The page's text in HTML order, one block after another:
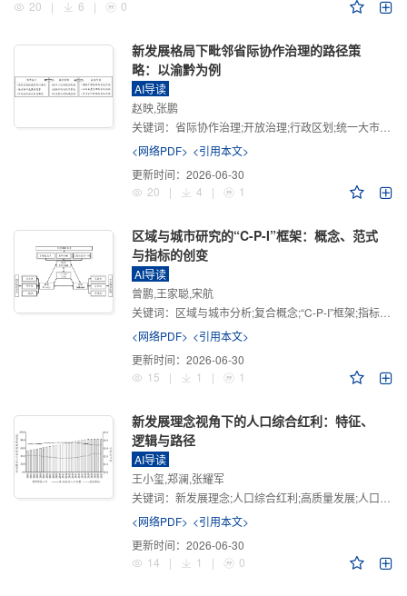
20
| 6 | 0
新发展格局下毗邻省际协作治理的路径策
略：以渝黔为例
AI导读
赵映,张鹏
关键词： 省际协作治理;开放治理;行政区划;统一大市场;新发展格局
<网络PDF> <引用本文>
更新时间： 2026-06-30
20
| 4 | 1
区域与城市研究的“C-P-I”框架：概念、范式
与指标的创变
AI导读
曾鹏,王家聪,宋航
关键词： 区域与城市分析;复合概念;“C-P-I”框架;指标体系
<网络PDF> <引用本文>
更新时间： 2026-06-30
15
| 1 | 1
新发展理念视角下的人口综合红利：特征、
逻辑与路径
AI导读
王小玺,郑澜,张耀军
关键词： 新发展理念;人口综合红利;高质量发展;人口政策;中国式现代化
<网络PDF> <引用本文>
更新时间： 2026-06-30
14
| 1 | 0